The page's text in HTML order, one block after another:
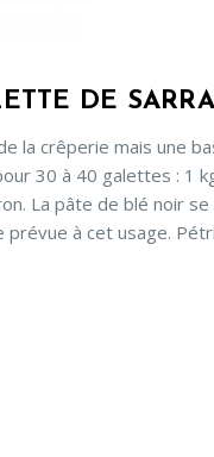
DE
la crêperie mais une
30 à 40 galettes : 1
La pâte de blé noir
à cet usage.